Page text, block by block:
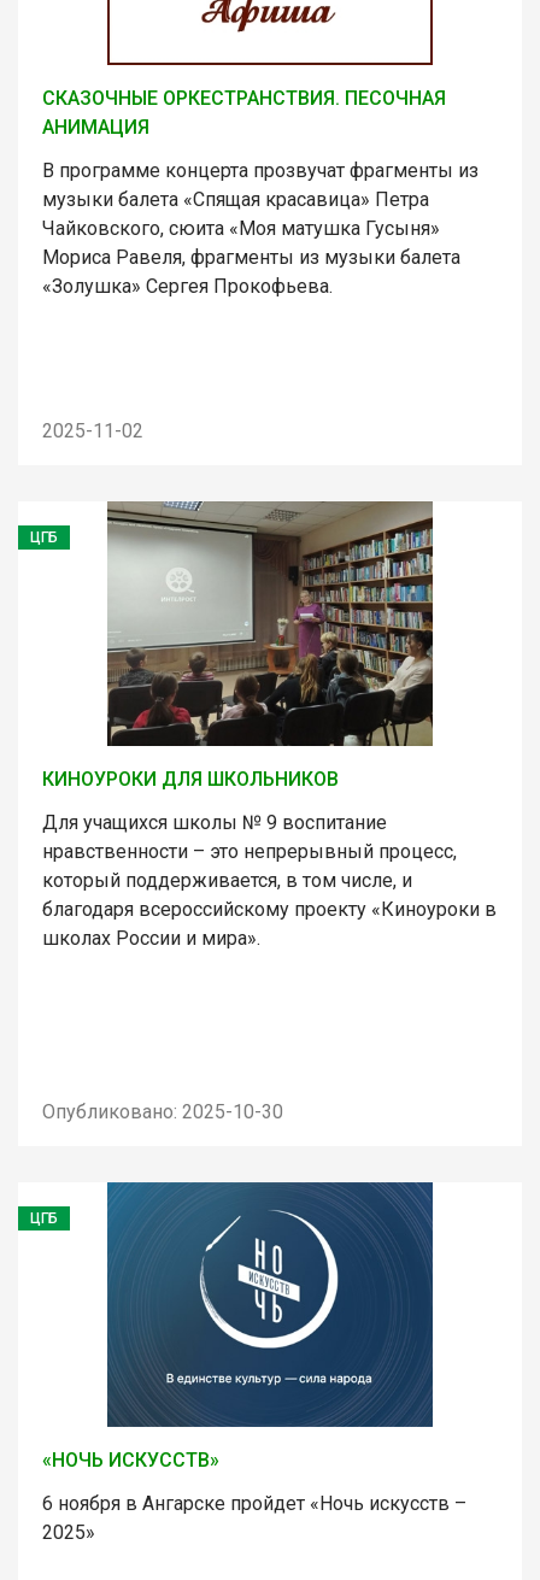
СКАЗОЧНЫЕ ОРКЕСТРАНСТВИЯ. ПЕСОЧНАЯ
АНИМАЦИЯ
В программе концерта прозвучат фрагменты из
музыки балета «Спящая красавица» Петра
Чайковского, сюита «Моя матушка Гусыня»
Мориса Равеля, фрагменты из музыки балета
«Золушка» Сергея Прокофьева.
2025-11-02
ЦГБ
КИНОУРОКИ ДЛЯ ШКОЛЬНИКОВ
Для учащихся школы № 9 воспитание
нравственности – это непрерывный процесс,
который поддерживается, в том числе, и
благодаря всероссийскому проекту «Киноуроки в
школах России и мира».
Опубликовано: 2025-10-30
ЦГБ
«НОЧЬ ИСКУССТВ»
6 ноября в Ангарске пройдет «Ночь искусств –
2025»